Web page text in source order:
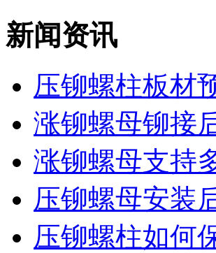
新闻资讯
压铆螺柱板材
涨铆螺母铆接
涨铆螺母支持
压铆螺母安装
压铆螺柱如何